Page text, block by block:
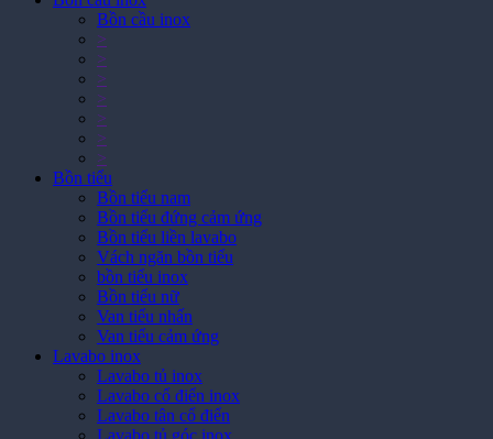
Bồn cầu inox
>
>
>
>
>
>
>
Bồn tiểu
Bồn tiểu nam
Bồn tiểu đứng cảm ứng
Bồn tiểu liền lavabo
Vách ngăn bồn tiểu
bồn tiểu inox
Bồn tiểu nữ
Van tiểu nhấn
Van tiểu cảm ứng
Lavabo inox
Lavabo tủ inox
Lavabo cổ điển inox
Lavabo tân cổ điển
Lavabo tủ góc inox